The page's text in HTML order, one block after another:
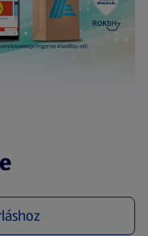
nyílik meg)